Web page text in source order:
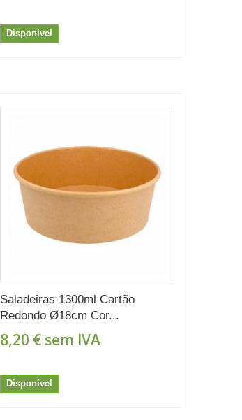
Disponível
Saladeiras 1300ml Cartão
Redondo Ø18cm Cor...
8,20 €sem IVA
Disponível